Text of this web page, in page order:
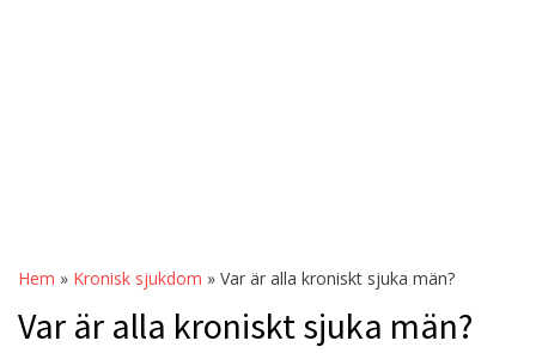
Hem » Kronisk sjukdom » Var är alla kroniskt sjuka män?
Var är alla kroniskt sjuka män?